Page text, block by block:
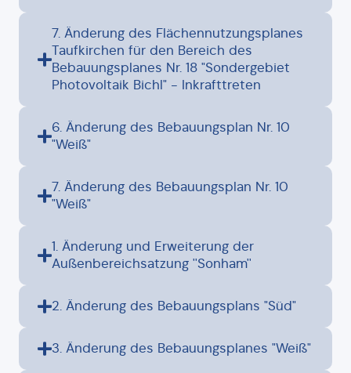
7. Änderung des Flächennutzungsplanes
Taufkirchen für den Bereich des
Bebauungsplanes Nr. 18 "Sondergebiet
Photovoltaik Bichl" - Inkrafttreten
6. Änderung des Bebauungsplan Nr. 10
"Weiß"
7. Änderung des Bebauungsplan Nr. 10
"Weiß"
1. Änderung und Erweiterung der
Außenbereichsatzung ''Sonham''
2. Änderung des Bebauungsplans "Süd"
3. Änderung des Bebauungsplanes "Weiß"